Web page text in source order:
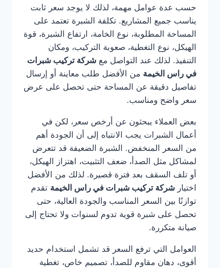
حسب عدة عوامل مهمة، لذلك لا يوجد سعر ثابت
يناسب جميع المشاريع. تكلفة الشبرة تعتمد على
المساحة المطلوبة، نوع الخامة، ارتفاع الشبرة، قوة
الهيكل، نوع التغطية، صعوبة التركيب، ومكان
التنفيذ. لذلك عند التواصل مع شركة تركيب شبرات
في راس الخيمة من الأفضل طلب معاينة أو إرسال
تفاصيل دقيقة عن المساحة حتى تحصل على عرض
سعر واضح ومناسب.
بعض العملاء يبحثون عن أرخص سعر، لكن في
أعمال الشبرات يجب الانتباه إلى أن الجودة أهم
من السعر المنخفض. الشبرة الضعيفة قد تتعرض
لمشاكل مثل الصدأ، ضعف التثبيت، اهتزاز الهيكل،
أو تلف السقف بعد فترة قصيرة. لذلك من الأفضل
اختيار شركة تركيب شبرات في راس الخيمة تقدم
توازنًا بين السعر المناسب والجودة العالية، حتى
تحصل على شبرة قوية تدوم لسنوات ولا تحتاج إلى
صيانة متكررة.
العوامل التي ترفع السعر قد تشمل استخدام حديد
أقوى، دهان مقاوم للصدأ، تصميم خاص، تغطية